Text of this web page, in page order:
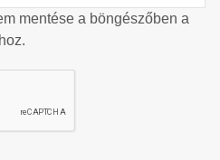
mentése a böngészőben a